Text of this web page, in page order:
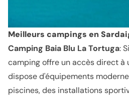
Meilleurs campings en
Camping Baia Blu La Tortuga:
camping offre un accès direct à
dispose d'équipements
piscines, des installations